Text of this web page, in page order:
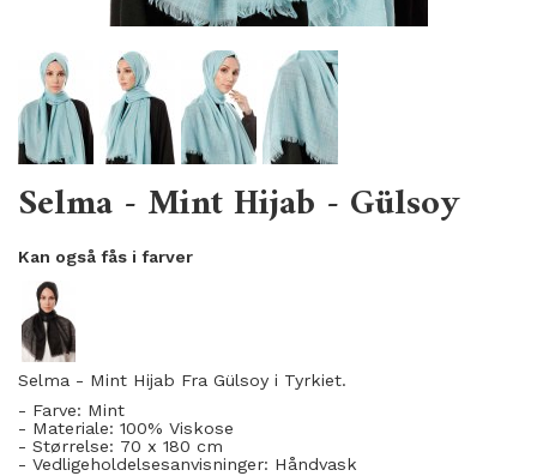
Selma - Mint Hijab - Gülsoy
Kan også fås i farver
Selma - Mint Hijab Fra Gülsoy i Tyrkiet.
- Farve: Mint
- Materiale: 100% Viskose
- Størrelse: 70 x 180 cm
- Vedligeholdelsesanvisninger: Håndvask